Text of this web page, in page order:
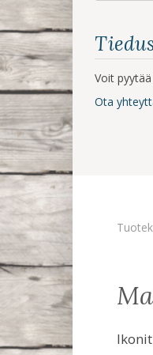
Voit
Ota